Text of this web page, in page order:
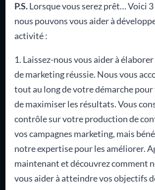
P.S.Lorsque vous serez prêt… Voici
nous pouvons vous aider à
activité :
1. Laissez-nous vous aider à
de marketing réussie. Nous vous
tout au long de votre démarche pour
de maximiser les résultats. Vous
contrôle sur votre production de
vos campagnes marketing, mais
notre expertise pour les améliorer.
maintenant et découvrez comment
vous aider à atteindre vos objectifs